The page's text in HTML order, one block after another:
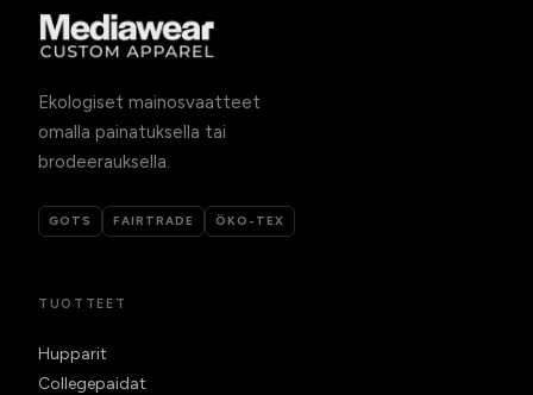
Ekologiset mainosvaatteet
omalla painatuksella tai
brodeerauksella.
GOTS FAIRTRADE ÖKO-TEX
TUOTTEET
Hupparit
Collegepaidat